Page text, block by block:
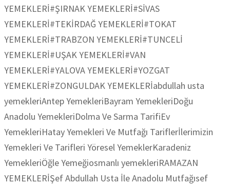
YEMEKLERİ#ŞIRNAK YEMEKLERİ#SİVAS
YEMEKLERİ#TEKİRDAĞ YEMEKLERİ#TOKAT
YEMEKLERİ#TRABZON YEMEKLERİ#TUNCELİ
YEMEKLERİ#UŞAK YEMEKLERİ#VAN
YEMEKLERİ#YALOVA YEMEKLERİ#YOZGAT
YEMEKLERİ#ZONGULDAK YEMEKLERİabdullah usta
yemekleriAntep YemekleriBayram YemekleriDoğu
Anadolu YemekleriDolma Ve Sarma TarifiEv
YemekleriHatay Yemekleri Ve Mutfağı Tariflerİlerimizin
Yemekleri Ve Tarifleri Yöresel YemeklerKaradeniz
YemekleriÖğle Yemeğiosmanlı yemekleriRAMAZAN
YEMEKLERİŞef Abdullah Usta İle Anadolu Mutfağısef